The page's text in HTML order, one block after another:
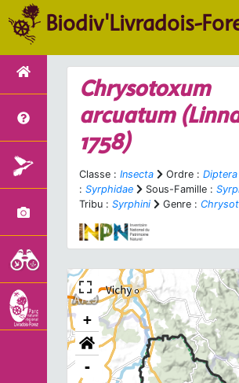
Biodiv'Livradois-
Chrysotoxum
arcuatum
1758)
Classe : Insecta Ordre : Diptera
: Syrphidae Sous-Famille :
Tribu : Syrphini Genre :
+
-